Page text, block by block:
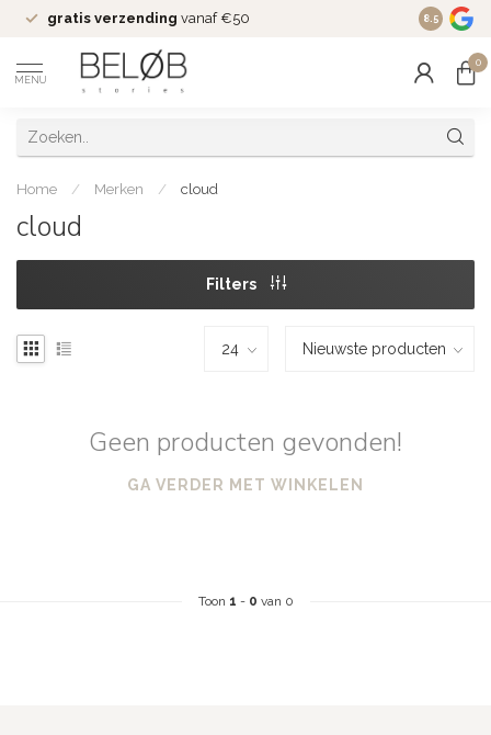
gratis verzending vanaf €50 Wekelijks
8.5
MENU
0
Home / Merken / cloud
cloud
Filters
Geen producten gevonden!
GA VERDER MET WINKELEN
Toon 1 - 0 van 0